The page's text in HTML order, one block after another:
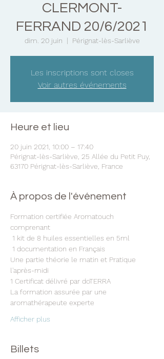
CLERMONT-
FERRAND 20/6/2021
dim. 20 juin
  |
Pérignat-lès-Sarliève
Les inscriptions sont closes
Voir autres événements
Heure et lieu
20 juin 2021, 10:00 – 17:40
Pérignat-lès-Sarliève, 25 Allée du Petit Puy,
63170 Pérignat-lès-Sarliève, France
À propos de l'événement
Formation certifiée Aromatouch
comprenant
1 kit de 8 huiles essentielles en 5ml
1 documentation en Français
Une partie théorie le matin et Pratique
l'après-midi
1 Certificat délivré par doTERRA
La formation assurée par une
aromathérapeute experte
Afficher plus
Billets